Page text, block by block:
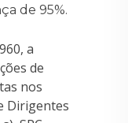
de 95%.
a
de
nos
Dirigentes